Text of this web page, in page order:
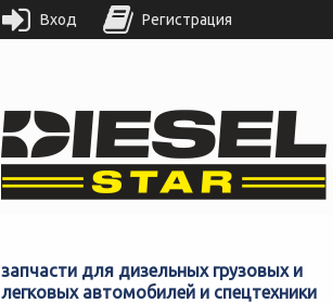
запчасти для дизельных грузовых и
легковых автомобилей и спецтехники
Вход Регистрация